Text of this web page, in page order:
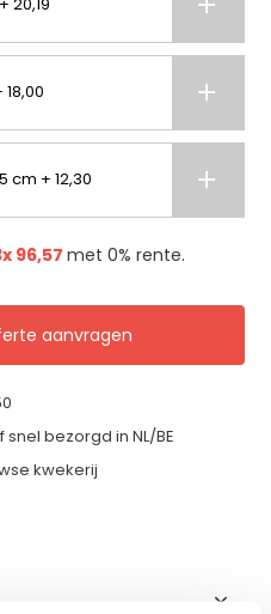
cm + 12,30
96,57 met 0% rente.
aanvragen
snel bezorgd in NL/BE
kwekerij